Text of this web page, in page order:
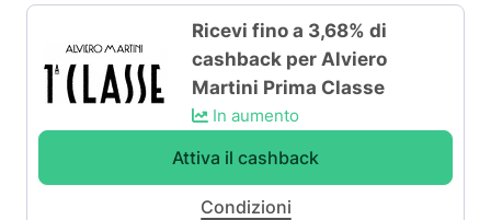
Ricevi fino a 3,68% di
cashback per Alviero
Martini Prima Classe
In aumento
Attiva il cashback
Condizioni